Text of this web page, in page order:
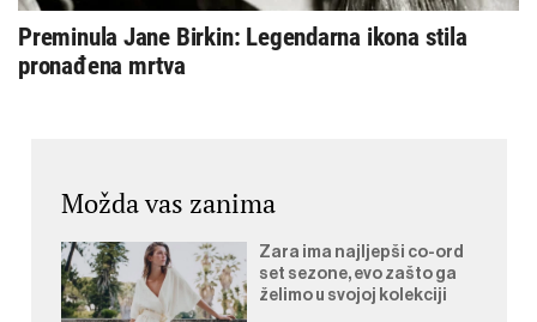
Preminula Jane Birkin: Legendarna ikona stila
pronađena mrtva
Možda vas zanima
Zara ima najljepši co-ord
set sezone, evo zašto ga
želimo u svojoj kolekciji